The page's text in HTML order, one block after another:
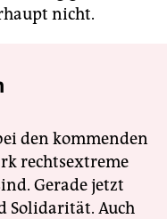
nicht.
den kommenden
rechtsextreme
Gerade jetzt
Solidarität. Auch